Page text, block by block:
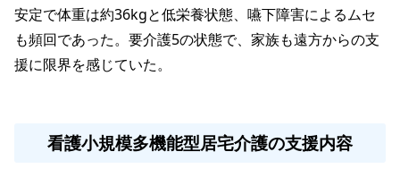
安定で体重は約36kgと低栄養状態、嚥下障害によるムセ
も頻回であった。要介護5の状態で、家族も遠方からの支
援に限界を感じていた。
看護小規模多機能型居宅介護の支援内容